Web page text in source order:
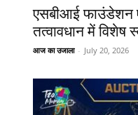
एसबीआई
तत्वावधान में विशेष
आज का उजाला - July 20, 2026